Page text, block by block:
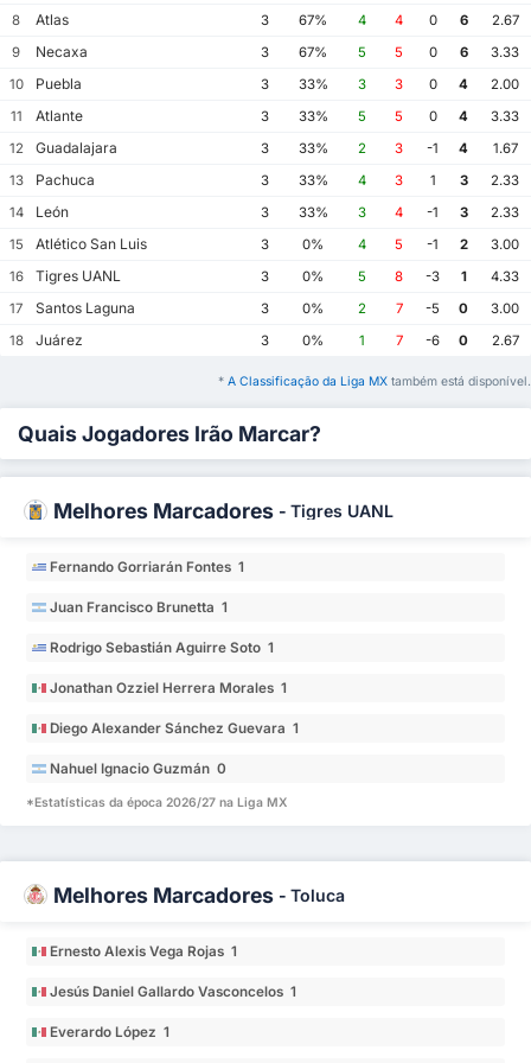
8 Atlas 3 67% 4 4 0 6
2.67
9
Necaxa 3 67% 5 5 0 6
3.33
10
Puebla 3 33% 3 3 0 4
2.00
11
Atlante 3 33% 5 5 0 4
3.33
12
Guadalajara 3 33% 2 3 -1 4
1.67
13
Pachuca 3 33% 4 3 1 3
2.33
14
León 3 33% 3 4 -1 3
2.33
15
Atlético San Luis 3 0% 4 5 -1 2
3.00
16
Tigres UANL 3 0% 5 8 -3 1
4.33
17
Santos Laguna 3 0% 2 7 -5 0
3.00
18
Juárez 3 0% 1 7 -6 0 2.67
* A Classificação da Liga MX também está disponível.
Quais Jogadores Irão Marcar?
Melhores Marcadores - Tigres UANL
Fernando Gorriarán Fontes 1
Juan Francisco Brunetta 1
Rodrigo Sebastián Aguirre Soto 1
Jonathan Ozziel Herrera Morales 1
Diego Alexander Sánchez Guevara 1
Nahuel Ignacio Guzmán 0
*Estatísticas da época 2026/27 na Liga MX
Melhores Marcadores - Toluca
Ernesto Alexis Vega Rojas 1
Jesús Daniel Gallardo Vasconcelos 1
Everardo López 1